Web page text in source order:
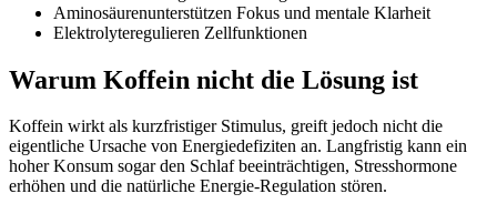
Aminosäurenunterstützen Fokus und mentale Klarheit
Elektrolyteregulieren Zellfunktionen
Warum Koffein nicht die Lösung ist
Koffein wirkt als kurzfristiger Stimulus, greift jedoch nicht die
eigentliche Ursache von Energiedefiziten an. Langfristig kann ein
hoher Konsum sogar den Schlaf beeinträchtigen, Stresshormone
erhöhen und die natürliche Energie-Regulation stören.